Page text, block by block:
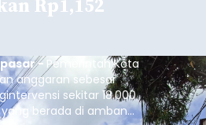
Rp1,152
- Pemerintah Kota
anggaran sebesar
sekitar 18.000
yang berada di ambang